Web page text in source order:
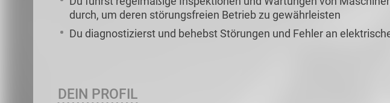
durch, um deren störungsfreien Betrieb zu gewährleisten
Du diagnostizierst und behebst Störungen und Fehler an
DEIN PROFIL